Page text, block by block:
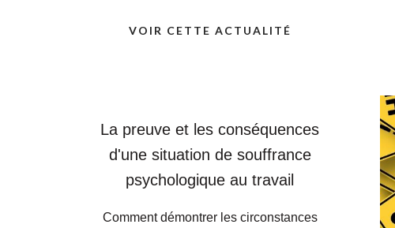
VOIR CETTE ACTUALITÉ
La preuve et les conséquences
d'une situation de souffrance
psychologique au travail
Comment démontrer les circonstances